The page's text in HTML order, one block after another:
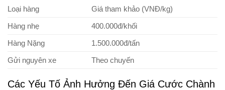
Loại hàng
Giá tham khảo (VNĐ/kg)
Hàng nhẹ
400.000đ/khối
Hàng Nặng
1.500.000đ/tấn
Gửi nguyên xe
Theo chuyến
Các Yếu Tố Ảnh Hưởng Đến Giá Cước Chành